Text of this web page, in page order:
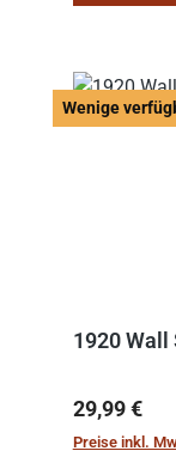
Wenige
1920 Wall
Regulärer
29,99 €
Preise inkl.